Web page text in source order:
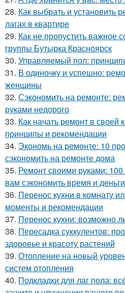
28. Как выбрать и установить
лагах в квартире
29. Как не пропустить важное
группы Бутырка Красноярск
30. Управляемый пол:
31. В одиночку и успешно:
женщины
32. Сэкономить на ремонте:
руками недорого
33. Как начать ремонт в своей
принципы и рекомендации
34. Экономь на ремонте: 10
сэкономить на ремонте дома
35. Ремонт своими руками:
вам сэкономить время и деньги
36. Перенос кухни в комнату
моменты и рекомендации
37. Перенос кухни: возможно
38. Пересадка суккулентов:
здоровье и красоту растений
39. Отопление на новый
систем отопления
40. Подкладки для лаг пола: